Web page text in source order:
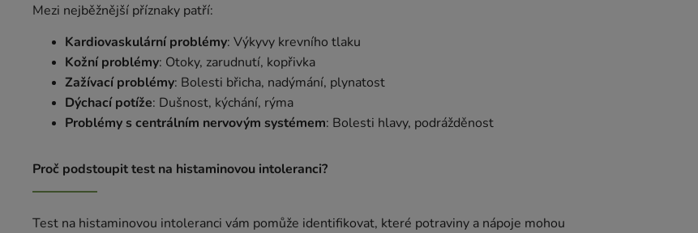
Mezi nejběžnější příznaky patří:
Kardiovaskulární problémy: Výkyvy krevního tlaku
Kožní problémy: Otoky, zarudnutí, kopřivka
Zažívací problémy: Bolesti břicha, nadýmání, plynatost
Dýchací potíže: Dušnost, kýchání, rýma
Problémy s centrálním nervovým systémem: Bolesti hlavy, podrážděnost
Proč podstoupit test na histaminovou intoleranci?
Test na histaminovou intoleranci vám pomůže identifikovat, které potraviny a nápoje mohou